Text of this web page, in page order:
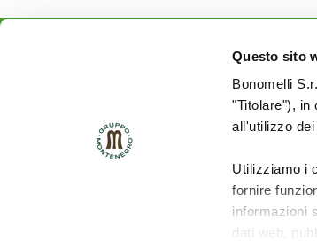
Questo sito
Bonomelli
"Titolare"), in
all'utilizzo
Utilizziamo i
fornire
informazioni
dati web,
Rimani aggiornato
novità del mondo
SEGUICI SU: